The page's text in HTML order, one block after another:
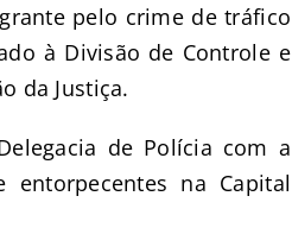
pelo crime de tráfico
à Divisão de Controle e
da Justiça.
de Polícia com a
na Capital